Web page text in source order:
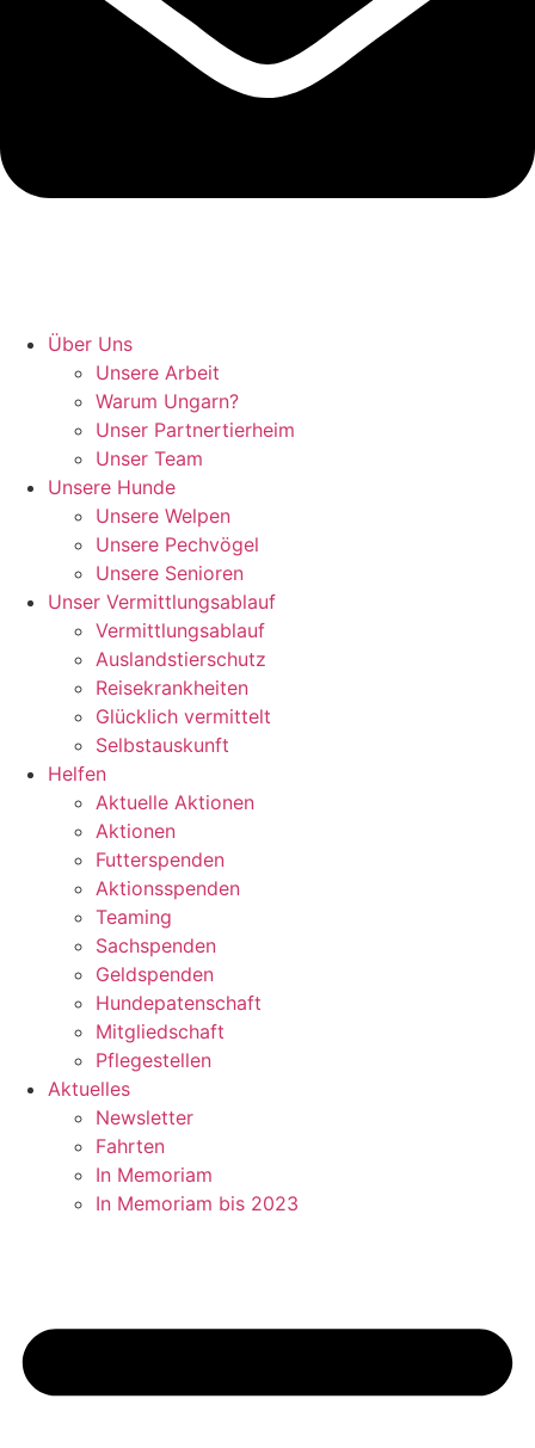
Über Uns
Unsere Arbeit
Warum Ungarn?
Unser Partnertierheim
Unser Team
Unsere Hunde
Unsere Welpen
Unsere Pechvögel
Unsere Senioren
Unser Vermittlungsablauf
Vermittlungsablauf
Auslandstierschutz
Reisekrankheiten
Glücklich vermittelt
Selbstauskunft
Helfen
Aktuelle Aktionen
Aktionen
Futterspenden
Aktionsspenden
Teaming
Sachspenden
Geldspenden
Hundepatenschaft
Mitgliedschaft
Pflegestellen
Aktuelles
Newsletter
Fahrten
In Memoriam
In Memoriam bis 2023